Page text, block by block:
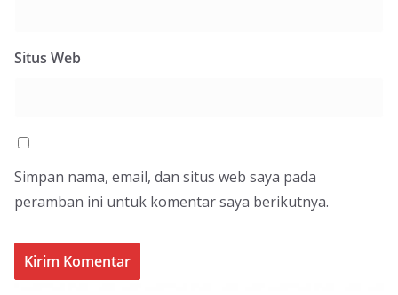
Situs Web
Simpan nama, email, dan situs web saya pada
peramban ini untuk komentar saya berikutnya.